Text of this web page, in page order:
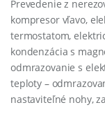
Prevedenie z
kompresor vľavo, e
termostatom,e
kondenzácia s
odmrazovanie s
teploty –
nastaviteľné nohy,